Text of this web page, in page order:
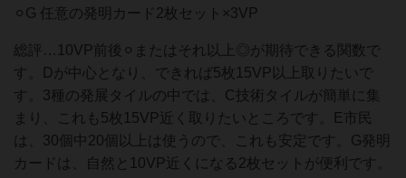
⚪︎G 任意の発明カード2枚セット×3VP
総評…10VP前後⚪︎またはそれ以上◎が期待できる関数で
す。Dが中心となり、できれば5枚15VP以上取りたいで
す。3種の発展タイルの中では、C技術タイルが簡単に集
まり、これも5枚15VP近く取りたいところです。E市民
は、30個中20個以上は使うので、これも安定です。G発明
カードは、自然と10VP近くになる2枚セットが便利です。